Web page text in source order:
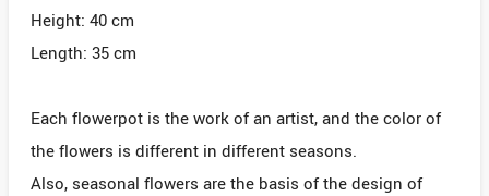
Height: 40 cm
Length: 35 cm
Each flowerpot is the work of an artist, and the color of
the flowers is different in different seasons.
Also, seasonal flowers are the basis of the design of